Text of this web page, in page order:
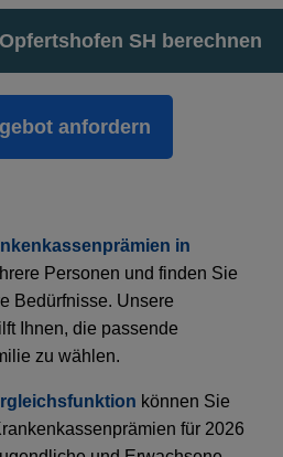
SH berechnen
anfordern
in
Personen und finden Sie
Bedürfnisse. Unsere
Ihnen, die passende
zu wählen.
können Sie
für 2026